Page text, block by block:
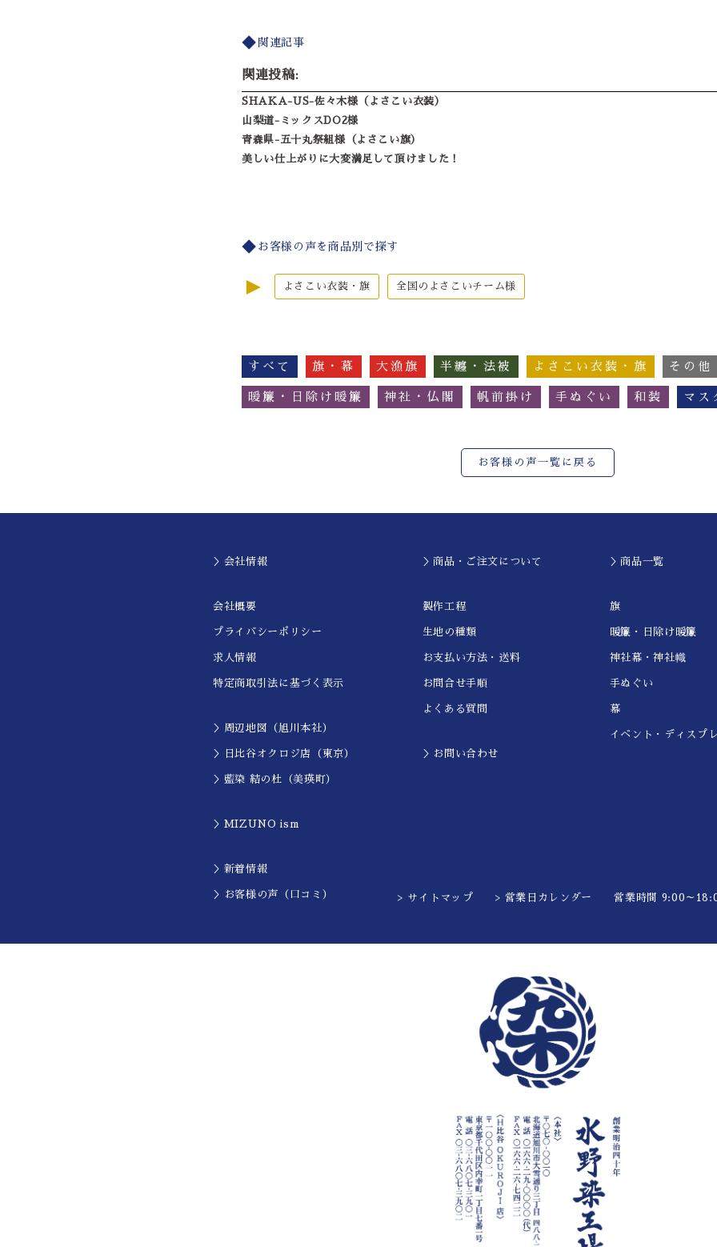
関連記事
関連投稿:
SHAKA-US-佐々木様（よさこい衣装）
山梨道-ミックスDO2様
青森県-五十丸祭組様（よさこい旗）
美しい仕上がりに大変満足して頂けました！
お客様の声を商品別で探す
► よさこい衣装・旗 全国のよさこいチーム様
すべて 旗・幕 大漁旗 半纏・法被 よさこい衣装・旗 その他
暖簾・日除け暖簾 神社・仏閣 帆前掛け 手ぬぐい 和装 マス
お客様の声一覧に戻る
＞会社情報
会社概要
プライバシーポリシー
求人情報
特定商取引法に基づく表示
＞周辺地図（旭川本社）
＞日比谷オクロジ店（東京）
＞藍染 結の杜（美瑛町）
＞MIZUNO ism
＞新着情報
＞お客様の声（口コミ）
＞商品・ご注文について
製作工程
生地の種類
お支払い方法・送料
お問合せ手順
よくある質問
＞お問い合わせ
＞商品一覧
旗
暖簾・日除け暖簾
神社幕・神社幟
手ぬぐい
幕
イベント・ディスプ
> サイトマップ > 営業日カレンダー 営業時間 9:00～